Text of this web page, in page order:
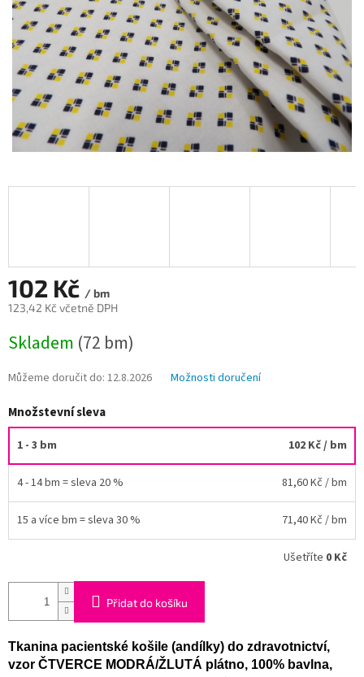
102 Kč / bm
123,42 Kč včetně DPH
cena:
Skladem (72 bm)
Můžeme doručit do: 12.8.2026 Možnosti doručení
Množstevní sleva
1 - 3 bm 102 Kč/ bm
4 - 14 bm = sleva 20 % 81,60 Kč / bm
15 a více bm = sleva 30 % 71,40 Kč / bm
Ušetříte 0 Kč
Přidat do košíku
Tkanina pacientské košile (andílky) do zdravotnictví,
vzor ČTVERCE MODRÁ/ŽLUTÁ plátno, 100% bavlna,